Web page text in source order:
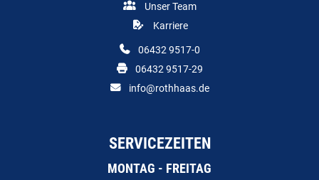
Unser Team
Karriere
06432 9517-0
06432 9517-29
info@rothhaas.de
SERVICEZEITEN
MONTAG - FREITAG